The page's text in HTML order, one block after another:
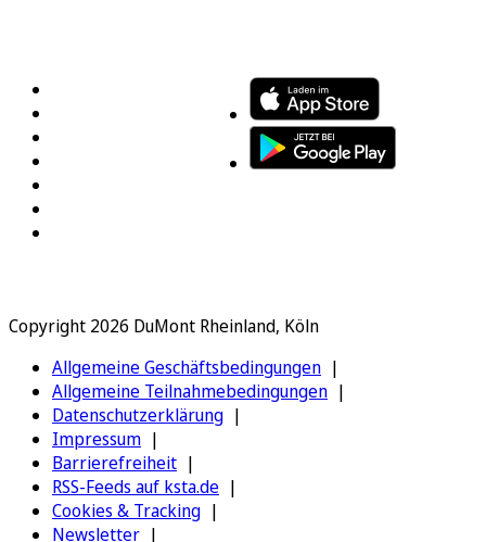
Copyright 2026 DuMont Rheinland, Köln
Allgemeine Geschäftsbedingungen
Allgemeine Teilnahmebedingungen
Datenschutzerklärung
Impressum
Barrierefreiheit
RSS-Feeds auf ksta.de
Cookies & Tracking
Newsletter